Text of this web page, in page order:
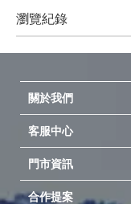
瀏覽紀錄
prev
關於我們
客服中心
門市資訊
合作提案